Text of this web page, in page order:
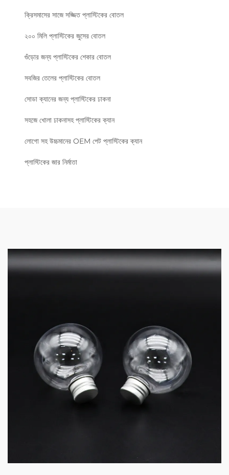
ক্রিসমাসের সাজে সজ্জিত প্লাস্টিকের বোতল
২০০ মিলি প্লাস্টিকের জুসের বোতল
গুঁড়োর জন্য প্লাস্টিকের শেকার বোতল
সবজির তেলের প্লাস্টিকের বোতল
সোডা ক্যানের জন্য প্লাস্টিকের ঢাকনা
সহজে খোলা ঢাকনাসহ প্লাস্টিকের ক্যান
লোগো সহ উচ্চমানের OEM পেট প্লাস্টিকের ক্যান
প্লাস্টিকের জার নির্মাতা